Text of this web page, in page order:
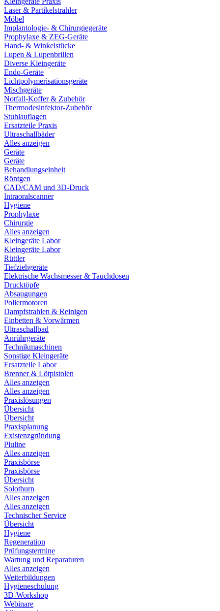
Laser & Partikelstrahler
Möbel
Implantologie- & Chirurgiegeräte
Prophylaxe & ZEG-Geräte
Hand- & Winkelstücke
Lupen & Lupenbrillen
Diverse Kleingeräte
Endo-Geräte
Lichtpolymerisationsgeräte
Mischgeräte
Notfall-Koffer & Zubehör
Thermodesinfektor-Zubehör
Stuhlauflagen
Ersatzteile Praxis
Ultraschallbäder
Alles anzeigen
Geräte
Geräte
Behandlungseinheit
Röntgen
CAD/CAM und 3D-Druck
Intraoralscanner
Hygiene
Prophylaxe
Chirurgie
Alles anzeigen
Kleingeräte Labor
Kleingeräte Labor
Rüttler
Tiefziehgeräte
Elektrische Wachsmesser & Tauchdosen
Drucktöpfe
Absaugungen
Poliermotoren
Dampfstrahlen & Reinigen
Einbetten & Vorwärmen
Ultraschallbad
Anrührgeräte
Technikmaschinen
Sonstige Kleingeräte
Ersatzteile Labor
Brenner & Lötpistolen
Alles anzeigen
Alles anzeigen
Praxislösungen
Übersicht
Übersicht
Praxisplanung
Existenzgründung
Pluline
Alles anzeigen
Praxisbörse
Praxisbörse
Übersicht
Solothurn
Alles anzeigen
Alles anzeigen
Technischer Service
Übersicht
Hygiene
Regeneration
Prüfungstermine
Wartung und Reparaturen
Alles anzeigen
Weiterbildungen
Hygieneschulung
3D-Workshop
Webinare